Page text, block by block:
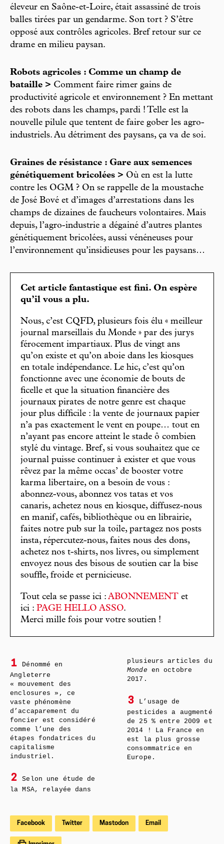
éleveur en Saône-et-Loire, était assassiné de trois
balles tirées par un gendarme. Son tort ? S’être
opposé aux contrôles agricoles. Bref retour sur ce
drame en milieu paysan.
Robots agricoles : Comme un champ de
bataille > Comment faire rimer gains de
productivité agricole et environnement ? En mettant
des robots dans les champs, pardi ! Telle est la
nouvelle pilule que tentent de faire gober les agro-
industriels. Au détriment des paysans, ça va de soi.
Graines de résistance : Gare aux semences
génétiquement bricolées > Où en est la lutte
contre les OGM ? On se rappelle de la moustache
de José Bové et d’images d’arrestations dans les
champs de dizaines de faucheurs volontaires. Mais
depuis, l’agro-industrie a dégainé d’autres plantes
génétiquement bricolées, aussi vénéneuses pour
l’environnement qu’insidieuses pour les paysans…
Cet article fantastique est fini. On espère
qu’il vous a plu.
Nous, c’est CQFD, plusieurs fois élu « meilleur
journal marseillais du Monde » par des jurys
férocement impartiaux. Plus de vingt ans
qu’on existe et qu’on aboie dans les kiosques
en totale indépendance. Le hic, c’est qu’on
fonctionne avec une économie de bouts de
ficelle et que la situation financière des
journaux pirates de notre genre est chaque
jour plus difficile : la vente de journaux papier
n’a pas exactement le vent en poupe… tout en
n’ayant pas encore atteint le stade ô combien
stylé du vintage. Bref, si vous souhaitez que ce
journal puisse continuer à exister et que vous
rêvez par la même occas’ de booster votre
karma libertaire, on a besoin de vous :
abonnez-vous, abonnez vos tatas et vos
canaris, achetez nous en kiosque, diffusez-nous
en manif, cafés, bibliothèque ou en librairie,
faites notre pub sur la toile, partagez nos posts
insta, répercutez-nous, faites nous des dons,
achetez nos t-shirts, nos livres, ou simplement
envoyez nous des bisous de soutien car la bise
souffle, froide et pernicieuse.
Tout cela se passe ici : ABONNEMENT et
ici : PAGE HELLO ASSO.
Merci mille fois pour votre soutien !
1
Dénommé en
Angleterre
« mouvement des
enclosures », ce
vaste phénomène
d’accaparement du
foncier est considéré
comme l’une des
étapes fondatrices du
capitalisme
industriel.
2
Selon une étude de
la MSA, relayée dans
plusieurs articles du
Monde en octobre
2017.
3
L’usage de
pesticides a augmenté
de 25 % entre 2009 et
2014 ! La France en
est la plus grosse
consommatrice en
Europe.
Facebook Twitter Mastodon Email